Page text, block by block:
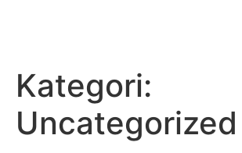
Kategori:
Uncategorized